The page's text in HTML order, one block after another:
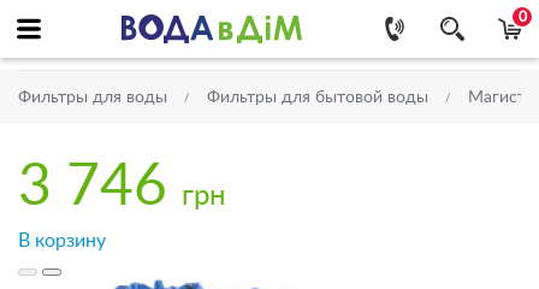
0
Фильтры для воды Фильтры для бытовой воды
3 746 грн
В корзину